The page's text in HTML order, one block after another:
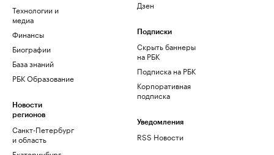
Технологии и
медиа
Финансы
Биографии
База знаний
РБК Образование
Новости
регионов
Санкт-Петербург
и область
Дзен
Подписки
Скрыть баннеры
на РБК
Подписка на РБК
Корпоративная
подписка
Уведомления
RSS Новости